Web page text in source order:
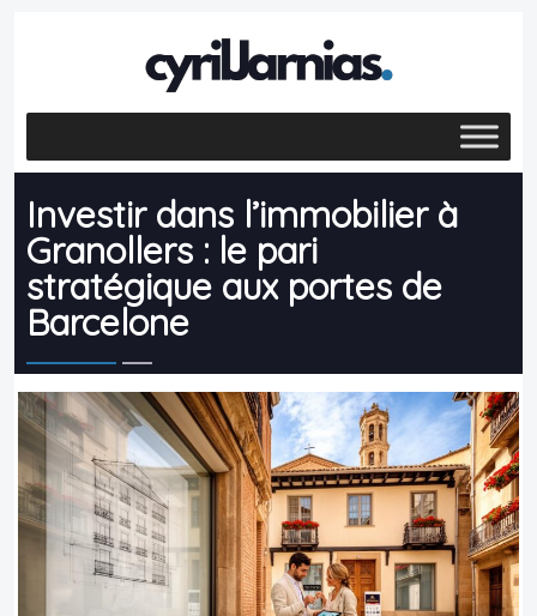
Investir dans l’immobilier à
Granollers : le pari
stratégique aux portes de
Barcelone